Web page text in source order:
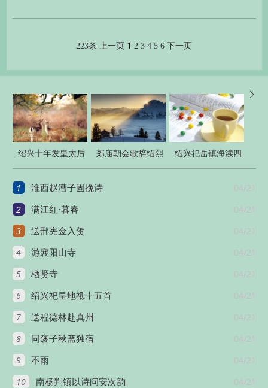
223条 上一页 1 2 3 4 5 6 下一页

绍兴十年发皇太后
册宝八首
郊庙朝会歌辞绍熙
元年恭上寿星圣皇
绍兴祀岳镇海渎四
十三首
1 04/21
淮西赵漕子固挽诗
2 04/21
满江红·暮春
3 04/21
送邢宪佥入贺
4 04/21
游襄阳山寺
5 04/21
栖贤寺
6 04/21
绍兴祀皇地祗十五首
7 04/21
送程德林赴真州
8 04/21
同褒子秋斋独宿
9 04/21
不雨
10 04/21
南杨判镇以诗问安次韵